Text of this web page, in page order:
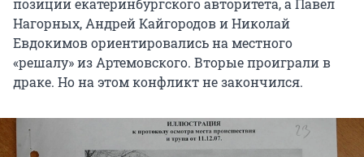
позиции екатеринбургского авторитета, а Павел
Нагорных, Андрей Кайгородов и Николай
Евдокимов ориентировались на местного
«решалу» из Артемовского. Вторые проиграли в
драке. Но на этом конфликт не закончился.